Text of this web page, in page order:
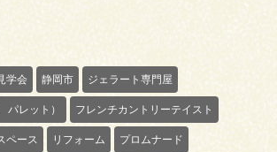
学会 静岡市 ジェラート専門屋
レット） フレンチカントリーテイスト
ペース リフォーム プロムナード